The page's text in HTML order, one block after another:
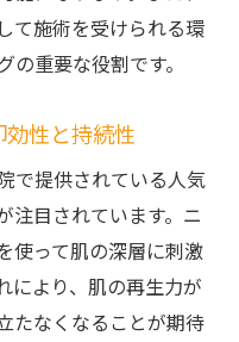
て施術を受けられる環
重要な役割です。
性と持続性
で提供されている人気
注目されています。ニ
使って肌の深層に刺激
により、肌の再生力が
たなくなることが期待